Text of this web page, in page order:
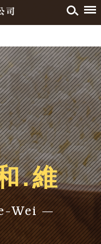
.維
Wei —